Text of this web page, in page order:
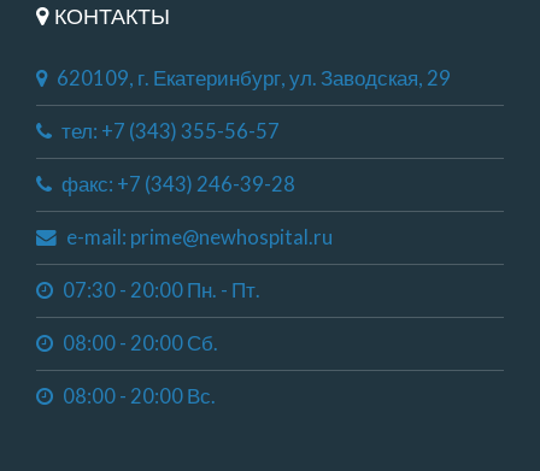
КОНТАКТЫ
620109, г. Екатеринбург, ул. Заводская, 29
тел: +7 (343) 355-56-57
факс: +7 (343) 246-39-28
e-mail: prime@newhospital.ru
07:30 - 20:00 Пн. - Пт.
08:00 - 20:00 Сб.
08:00 - 20:00 Вс.